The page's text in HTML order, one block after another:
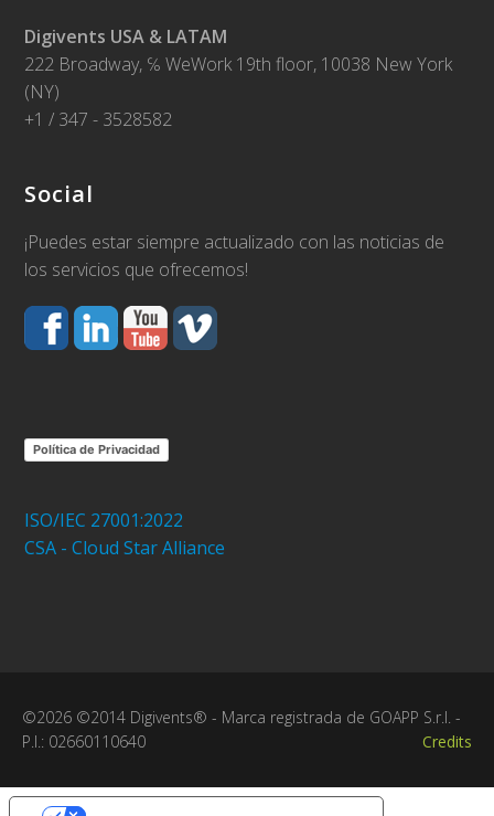
Digivents USA & LATAM
222 Broadway, ℅ WeWork 19th floor, 10038 New York
(NY)
+1 / 347 - 3528582
Social
¡Puedes estar siempre actualizado con las noticias de
los servicios que ofrecemos!
Política de Privacidad
ISO/IEC 27001:2022
CSA - Cloud Star Alliance
©2026 ©2014 Digivents® - Marca registrada de GOAPP S.r.l. -
P.I.: 02660110640
Credits